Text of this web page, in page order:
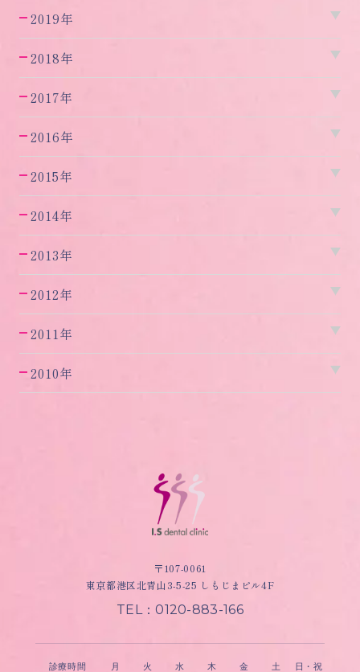
2019年
2018年
2017年
2016年
2015年
2014年
2013年
2012年
2011年
2010年
〒107-0061
東京都港区北青山3-5-25 しもじまビル4F
TEL：0120-883-166
診療時間 月 火 水 木 金 土 日・祝